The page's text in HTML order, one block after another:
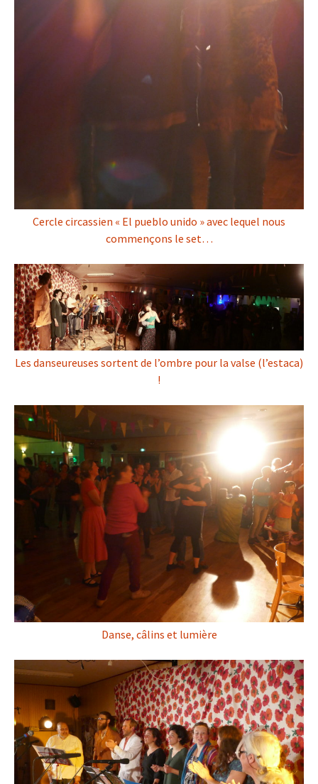
Cercle circassien « El pueblo unido » avec lequel nous
commençons le set…
Les danseureuses sortent de l’ombre pour la valse (l’estaca)
!
Danse, câlins et lumière